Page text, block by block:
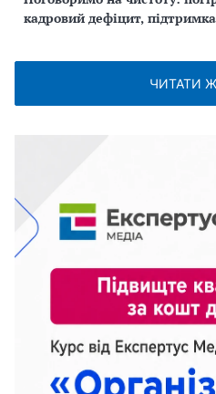
кадровий дефіцит,
ЧИТАТИ